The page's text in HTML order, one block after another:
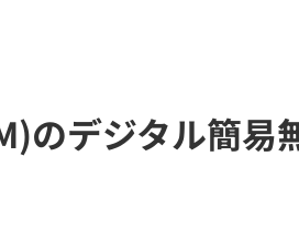
のデジタル簡